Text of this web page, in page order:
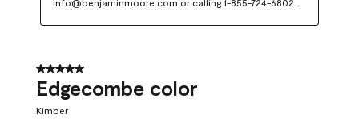
info@benjaminmoore.com or calling 1-855-724-6802.
5 out of 5 stars.
Edgecombe color
Kimber